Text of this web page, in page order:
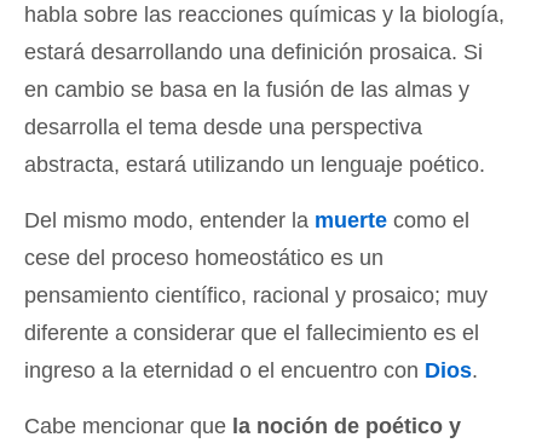
habla sobre las reacciones químicas y la biología,
estará desarrollando una definición prosaica. Si
en cambio se basa en la fusión de las almas y
desarrolla el tema desde una perspectiva
abstracta, estará utilizando un lenguaje poético.
Del mismo modo, entender la muerte como el
cese del proceso homeostático es un
pensamiento científico, racional y prosaico; muy
diferente a considerar que el fallecimiento es el
ingreso a la eternidad o el encuentro con Dios.
Cabe mencionar que la noción de poético y